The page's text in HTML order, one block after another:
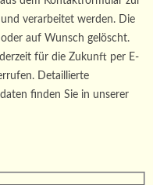
verarbeitet werden. Die
auf Wunsch gelöscht.
für die Zukunft per E-
Detaillierte
finden Sie in unserer